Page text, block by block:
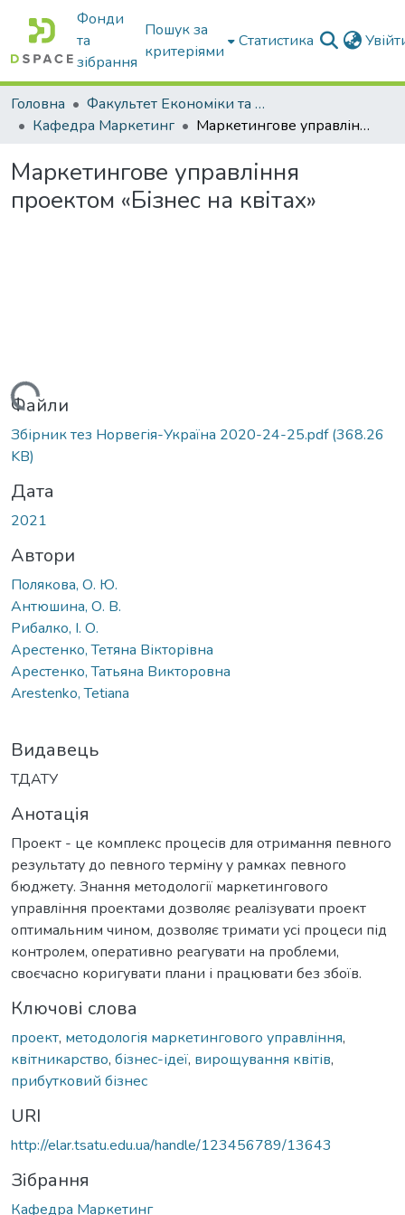
Фонди
та
зібрання
Пошук за
критеріями
Статистика
Головна
Факультет Економіки та бізнесу
Кафедра Маркетинг
Маркетингове управління проектом «Бізнес на квітах»
Маркетингове управління
проектом «Бізнес на квітах»
Вантажиться...
Файли
Збірник тез Норвегія-Україна 2020-24-25.pdf(368.26
KB)
Дата
2021
Автори
Полякова, О. Ю.
Антюшина, О. В.
Рибалко, І. О.
Арестенко, Тетяна Вікторівна
Арестенко, Татьяна Викторовна
Arestenko, Tetiana
Видавець
ТДАТУ
Анотація
Проект - це комплекс процесів для отримання певного
результату до певного терміну у рамках певного
бюджету. Знання методології маркетингового
управління проектами дозволяє реалізувати проект
оптимальним чином, дозволяє тримати усі процеси під
контролем, оперативно реагувати на проблеми,
своєчасно коригувати плани і працювати без збоїв.
Ключові слова
проект, методологія маркетингового управління,
квітникарство, бізнес-ідеї, вирощування квітів,
прибутковий бізнес
URI
http://elar.tsatu.edu.ua/handle/123456789/13643
Зібрання
Кафедра Маркетинг